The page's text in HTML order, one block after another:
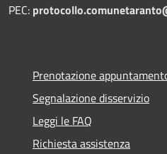
PEC:
Prenotazione
Segnalazione disservizio
Leggi le FAQ
Richiesta assistenza